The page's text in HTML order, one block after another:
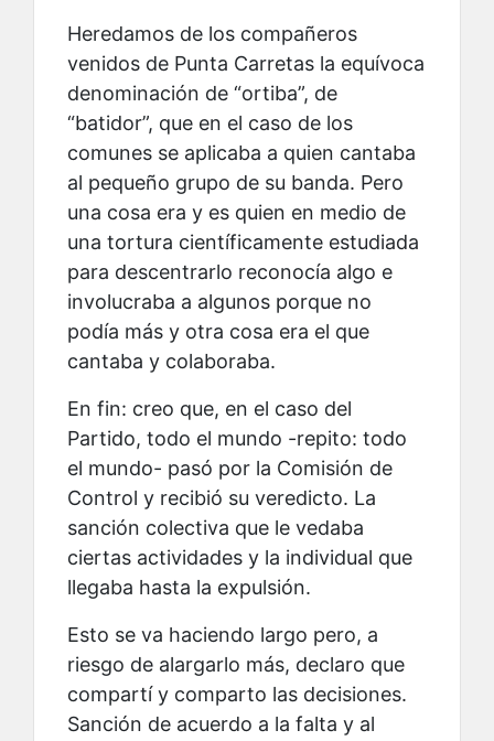
Heredamos de los compañeros
venidos de Punta Carretas la equívoca
denominación de “ortiba”, de
“batidor”, que en el caso de los
comunes se aplicaba a quien cantaba
al pequeño grupo de su banda. Pero
una cosa era y es quien en medio de
una tortura científicamente estudiada
para descentrarlo reconocía algo e
involucraba a algunos porque no
podía más y otra cosa era el que
cantaba y colaboraba.
En fin: creo que, en el caso del
Partido, todo el mundo -repito: todo
el mundo- pasó por la Comisión de
Control y recibió su veredicto. La
sanción colectiva que le vedaba
ciertas actividades y la individual que
llegaba hasta la expulsión.
Esto se va haciendo largo pero, a
riesgo de alargarlo más, declaro que
compartí y comparto las decisiones.
Sanción de acuerdo a la falta y al